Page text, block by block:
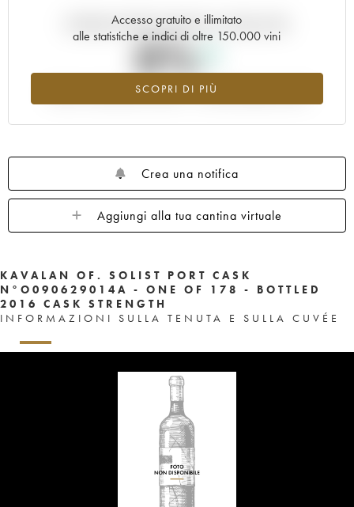
Accesso gratuito e illimitato
alle statistiche e indici di oltre 150.000 vini
SCOPRI DI PIÙ
Andamento della quotazione in tempo reale
0%
Valore in aumento per l'annata ---- nel 2026 rispetto al 2025
Crea una notifica
Aggiungi alla tua cantina virtuale
KAVALAN OF. SOLIST PORT CASK
N°O090629014A - ONE OF 178 - BOTTLED
2016 CASK STRENGTH
INFORMAZIONI SULLA TENUTA E SULLA CUVÉE